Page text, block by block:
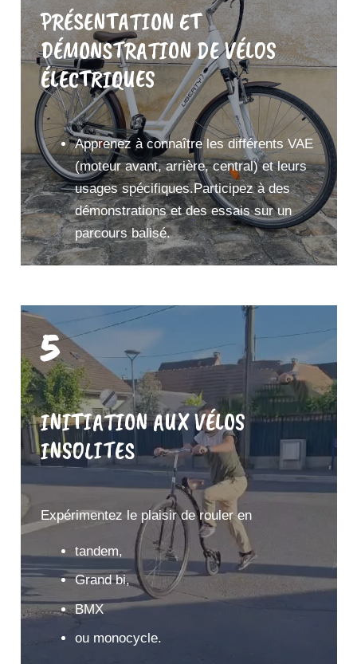
PRÉSENTATION ET
DÉMONSTRATION DE VÉLOS
ÉLECTRIQUES
Apprenez à connaître les différents VAE
(moteur avant, arrière, central) et leurs
usages spécifiques.Participez à des
démonstrations et des essais sur un
parcours balisé.
5
INITIATION AUX VÉLOS
INSOLITES
Expérimentez le plaisir de rouler en
tandem,
Grand bi,
BMX
ou monocycle.